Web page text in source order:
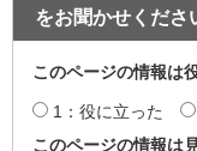
をお聞かせくださ
このページの情報は
1：役に立った
このページの情報は